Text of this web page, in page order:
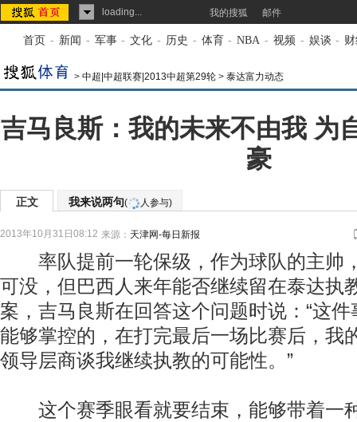
loading... 我的搜狐 邮件
首页 - 新闻 - 军事 - 文化 - 历史 - 体育 - NBA - 视频 - 娱谈 -
> 中超|中超联赛|2013中超第29轮 > 泰达富力动态
吉马良斯：我的未来不由我 为
豪
正文 我来说两句( 人参与)
2013年10月31日08:12 来源： 天津网-每日新报
率队提前一轮保级，作为球队的主帅
可没，但巴西人来年能否继续留在泰达执
案，吉马良斯在回答这个问题时说：“这
能够掌控的，在打完最后一场比赛后，我
领导层商谈我继续执教的可能性。”
这个赛季眼看就要结束，能够带着一